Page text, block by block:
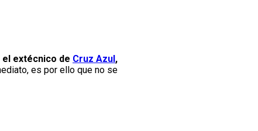
extécnico de Cruz Azul ,
es por ello que no se